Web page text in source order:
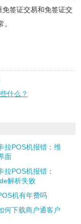
签证交易和免签证交
什么？
拉POS机报错：维
面
拉POS机报错：
解析失败
机有年费吗
何下载商户通客户